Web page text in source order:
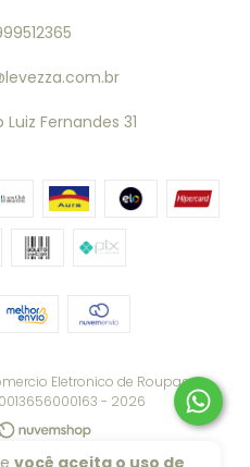
você aceita o uso de
Luiz Fernandes 31
Eletronico de Roupas e
- 2026
reservados.